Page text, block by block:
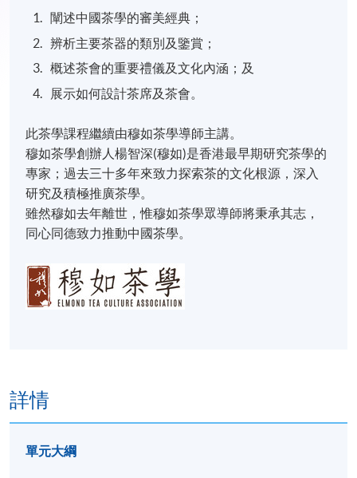
闡述中國茶學的審美經典；
辨析主要茶器的類別及鑒賞；
概述茶會的重要禮儀及文化內涵；及
展示如何設計茶席及茶會。
此茶學課程繼續由穆如茶學導師主講。
穆如茶學創辦人楊智深(穆如)是香港最早期研究茶學的
專家；過去三十多年來致力探索茶的文化根源，深入
研究及積極推廣茶學。
​雖然穆如去年離世，惟穆如茶學眾導師將秉承其志，
同心同德致力推動中國茶學。
詳情
單元大綱